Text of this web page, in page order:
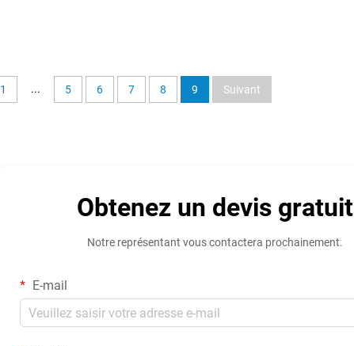
1 ... 5 6 7 8 9 Suivant
Obtenez un devis gratuit
Notre représentant vous contactera prochainement.
E-mail